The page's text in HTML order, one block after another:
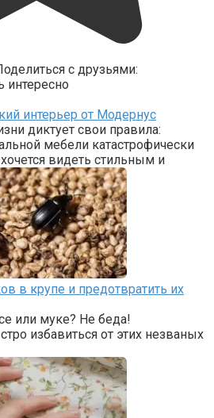
с друзьями:
интерьер от Модернус
диктует свои правила:
мебели катастрофически
видеть стильным и
в крупе и предотвратить их
или муке? Не беда!
избавиться от этих незваных